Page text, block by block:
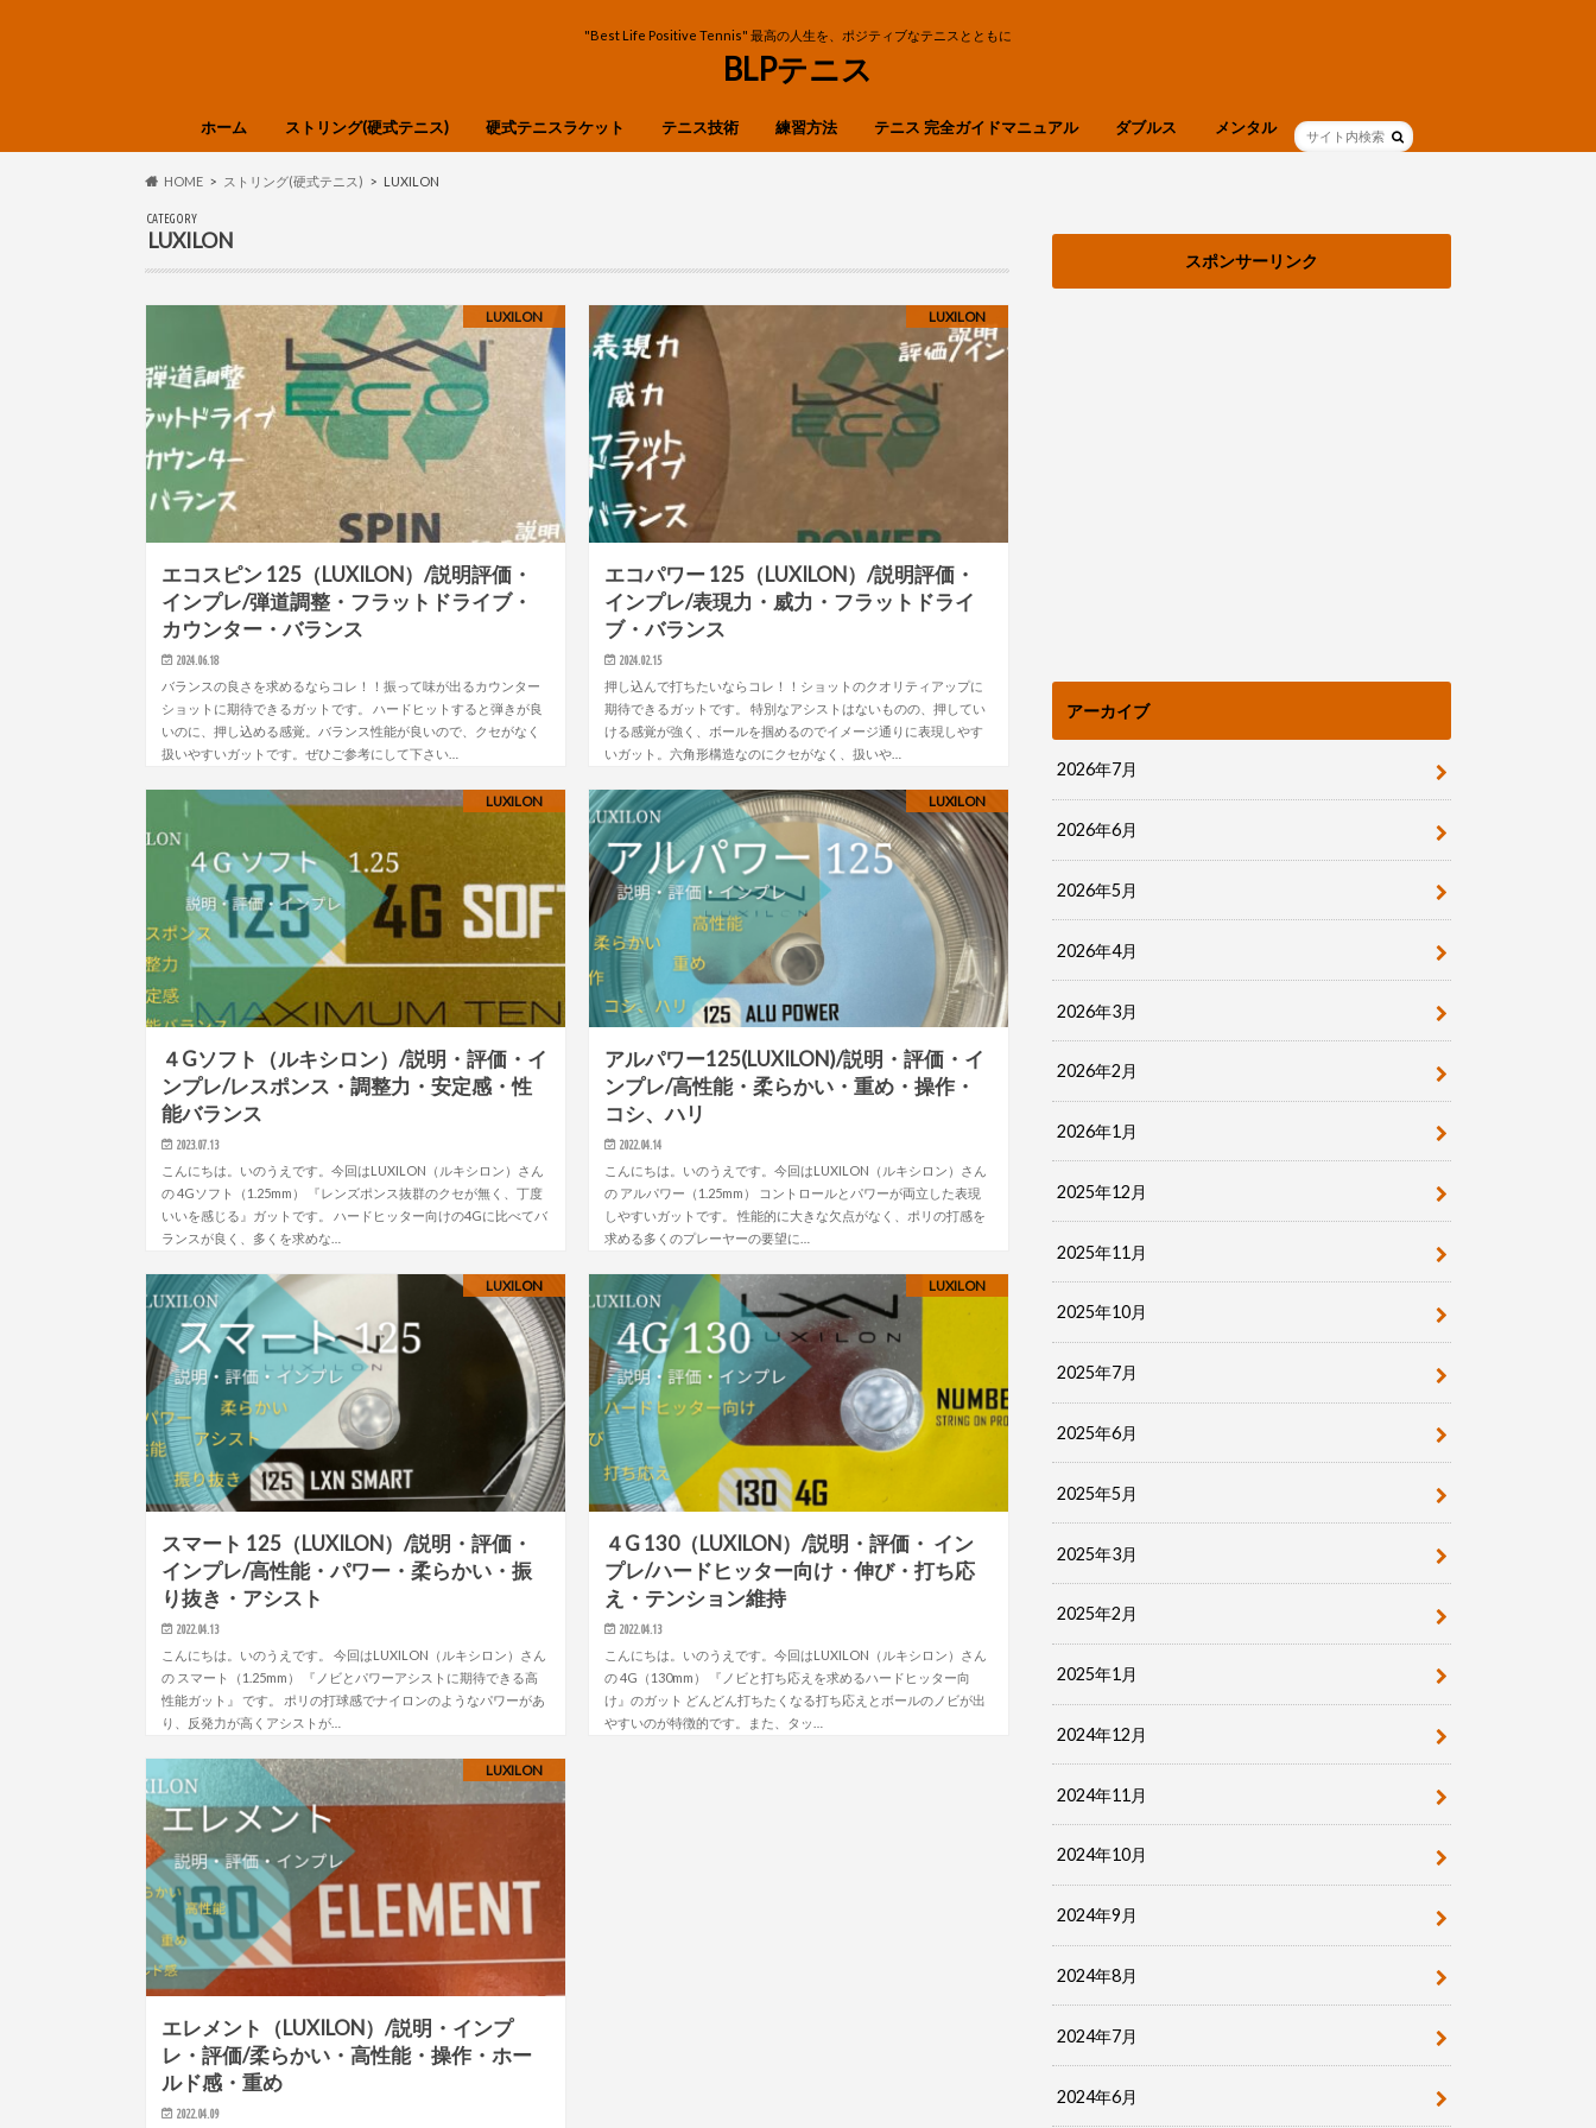
"Best Life Positive Tennis" 最高の人生を、ポジティブなテニスとともに
BLPテニス
ホーム ストリング(硬式テニス) 硬式テニスラケット テニス技術 練習方法 テニス 完全ガイドマニュアル ダブルス メンタル
HOME ストリング(硬式テニス) LUXILON
CATEGORY
LUXILON
LUXILON
エコスピン 125（LUXILON）/説明評価・
インプレ/弾道調整・フラットドライブ・
カウンター・バランス
2024.06.18
バランスの良さを求めるならコレ！！振って味が出るカウンター
ショットに期待できるガットです。 ハードヒットすると弾きが良
いのに、押し込める感覚。バランス性能が良いので、クセがなく
扱いやすいガットです。ぜひご参考にして下さい…
LUXILON
エコパワー 125（LUXILON）/説明評価・
インプレ/表現力・威力・フラットドライ
ブ・バランス
2024.02.15
押し込んで打ちたいならコレ！！ショットのクオリティアップに
期待できるガットです。 特別なアシストはないものの、押してい
ける感覚が強く、ボールを掴めるのでイメージ通りに表現しやす
いガット。六角形構造なのにクセがなく、扱いや…
LUXILON
４Gソフト（ルキシロン）/説明・評価・イ
ンプレ/レスポンス・調整力・安定感・性
能バランス
2023.07.13
こんにちは。いのうえです。今回はLUXILON（ルキシロン）さん
の 4Gソフト（1.25mm） 『レンズポンス抜群のクセが無く、丁度
いいを感じる』ガットです。 ハードヒッター向けの4Gに比べてバ
ランスが良く、多くを求めな…
LUXILON
アルパワー125(LUXILON)/説明・評価・イ
ンプレ/高性能・柔らかい・重め・操作・
コシ、ハリ
2022.04.14
こんにちは。いのうえです。今回はLUXILON（ルキシロン）さん
の アルパワー（1.25mm） コントロールとパワーが両立した表現
しやすいガットです。 性能的に大きな欠点がなく、ポリの打感を
求める多くのプレーヤーの要望に…
LUXILON
スマート 125（LUXILON）/説明・評価・
インプレ/高性能・パワー・柔らかい・振
り抜き・アシスト
2022.04.13
こんにちは。いのうえです。 今回はLUXILON（ルキシロン）さん
の スマート（1.25mm） 『ノビとパワーアシストに期待できる高
性能ガット』 です。 ポリの打球感でナイロンのようなパワーがあ
り、反発力が高くアシストが…
LUXILON
４G 130（LUXILON）/説明・評価・ イン
プレ/ハードヒッター向け・伸び・打ち応
え・テンション維持
2022.04.13
こんにちは。いのうえです。今回はLUXILON（ルキシロン）さん
の 4G（130mm） 『ノビと打ち応えを求めるハードヒッター向
け』のガット どんどん打ちたくなる打ち応えとボールのノビが出
やすいのが特徴的です。また、タッ…
LUXILON
エレメント（LUXILON）/説明・インプ
レ・評価/柔らかい・高性能・操作・ホー
ルド感・重め
2022.04.09
スポンサーリンク
アーカイブ
2026年7月
2026年6月
2026年5月
2026年4月
2026年3月
2026年2月
2026年1月
2025年12月
2025年11月
2025年10月
2025年7月
2025年6月
2025年5月
2025年3月
2025年2月
2025年1月
2024年12月
2024年11月
2024年10月
2024年9月
2024年8月
2024年7月
2024年6月